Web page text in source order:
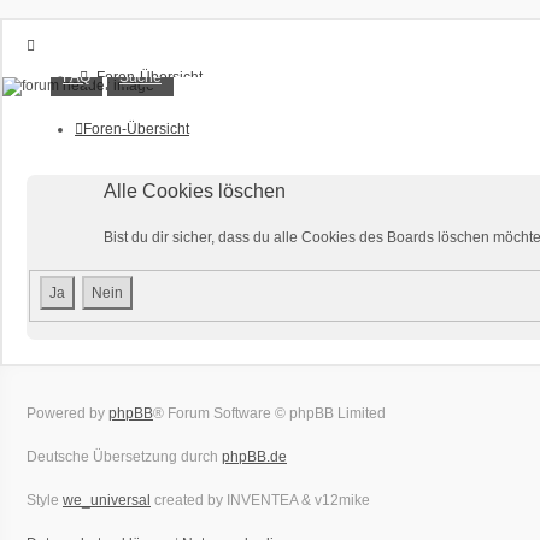
Foren-Übersicht
FAQ
Unbeantwortete Themen
Registrieren
XT1200Z-Forum
FAQ Suche
Foren-Übersicht
Alle Cookies löschen
Bist du dir sicher, dass du alle Cookies des Boards löschen
Powered by phpBB® Forum Software © phpBB Limited
Deutsche Übersetzung durch phpBB.de
Style we_universal created by INVENTEA & v12mike